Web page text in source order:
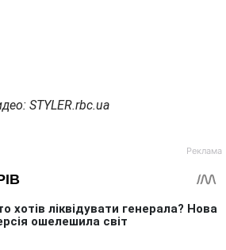
STYLER.rbc.ua